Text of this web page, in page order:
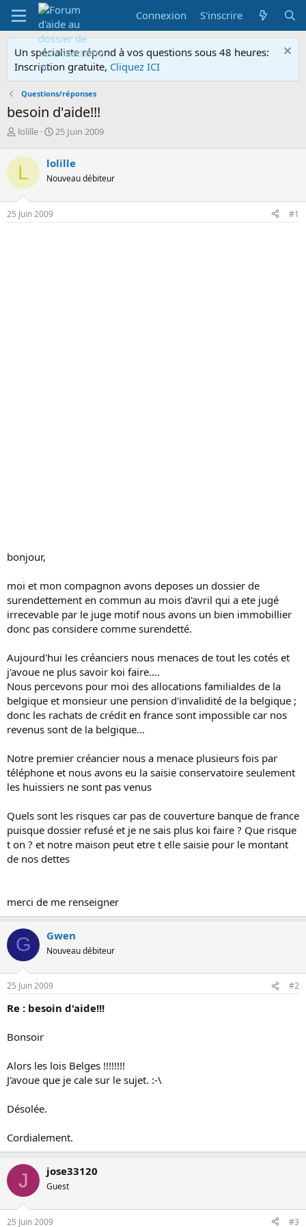
Connexion S'inscrire
Un spécialiste répond à vos questions sous 48 heures:
Inscription gratuite, Cliquez ICI
Questions/réponses
besoin d'aide!!!
A
t
e
u
r
d
e
lolille
D
e
d
d
25 Juin 2009
L lolille
Nouveau débiteur
25 Juin 2009 #1
bonjour,
moi et mon compagnon avons deposes un dossier de
surendettement en commun au mois d'avril qui a ete jugé
irrecevable par le juge motif nous avons un bien immobillier
donc pas considere comme surendetté.
Aujourd'hui les créanciers nous menaces de tout les cotés et
j'avoue ne plus savoir koi faire....
Nous percevons pour moi des allocations familialdes de la
belgique et monsieur une pension d'invalidité de la belgique ;
donc les rachats de crédit en france sont impossible car nos
revenus sont de la belgique...
Notre premier créancier nous a menace plusieurs fois par
téléphone et nous avons eu la saisie conservatoire seulement
les huissiers ne sont pas venus
Quels sont les risques car pas de couverture banque de france
puisque dossier refusé et je ne sais plus koi faire ? Que risque
t on ? et notre maison peut etre t elle saisie pour le montant
de nos dettes
merci de me renseigner
G Gwen
Nouveau débiteur
25 Juin 2009 #2
Re : besoin d'aide!!!
Bonsoir
Alors les lois Belges !!!!!!!!
J'avoue que je cale sur le sujet. :-\
Désolée.
Cordialement.
J jose33120
Guest
25 Juin 2009 #3